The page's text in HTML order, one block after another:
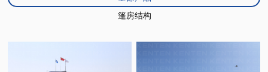
篷房结构